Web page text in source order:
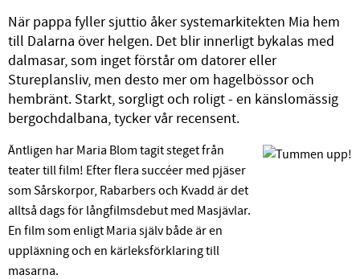
När pappa fyller sjuttio åker systemarkitekten Mia hem
till Dalarna över helgen. Det blir innerligt bykalas med
dalmasar, som inget förstår om datorer eller
Stureplansliv, men desto mer om hagelbössor och
hembränt. Starkt, sorgligt och roligt - en känslomässig
bergochdalbana, tycker vår recensent.
Äntligen har Maria Blom tagit steget från
teater till film! Efter flera succéer med pjäser
som Sårskorpor, Rabarbers och Kvadd är det
alltså dags för långfilmsdebut med Masjävlar.
En film som enligt Maria själv både är en
uppläxning och en kärleksförklaring till
masarna.